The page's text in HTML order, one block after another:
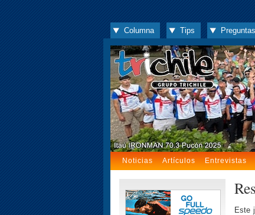
Columna Tips Preguntas
Noticias Artículos Entrevistas
Este